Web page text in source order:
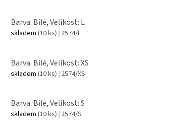
Barva: Bílé, Velikost: L
skladem (10 ks) | 2574/L
Barva: Bílé, Velikost: XS
skladem (10 ks) | 2574/XS
Barva: Bílé, Velikost: S
skladem (10 ks) | 2574/S